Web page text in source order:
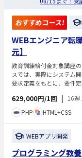
おすすめコース!
WEBエンジニア転
元】
教育訓練給付金対象講座
スでは、実際にシステム
要求定義をもとに、要件
629,000円/1回 |
16週
PHP
HTML+CSS
WEBアプリ開発
プログラミング教